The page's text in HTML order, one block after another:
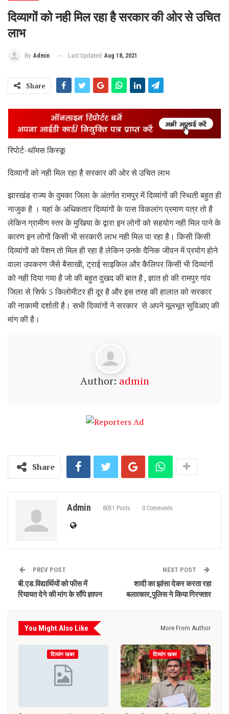
दिव्यागों को नही मिल रहा है सरकार की ओर से उचित
लाभ
By Admin Last Updated Aug 18, 2021
Share
रिपोर्ट-थॉमस किस्कू
दिव्यागों को नही मिल रहा है सरकार की ओर से उचित लाभ
झारखंड राज्य के दुमका जिला के अंतर्गत रामपुर में दिव्यांगों की स्थिती बहुत ही
नाजुक है । यहां के अधिकतार दिव्यांगों के पास विकलांग प्रमाण पत्र तो है
लेकिन ग्रामीण स्तर के मुखिया के द्वारा इन लोगों को सहयोग नही मिल पाने के
कारण इन लोगों किसी भी सरकारी लाभ नही मिल पा रहा है। किसी किसी
दिव्यांगों को पेंशन तो मिल ही रहा है लेकिन उनके दैनिक जीवन में प्रयोग होने
वाला उपकरण जैसे बैसाखी, ट्राई साइकिल और कैलिपर किसी भी दिव्यांगों
को नही दिया गया है जो की बहुत दुखद की बात है , ज्ञात हो की रामपुर गांव
जिला से सिर्फ 5 किलोमीटर ही दूर है और इस तरह की हालात को सरकार
की नाकामी दर्शाती है। सभी दिव्यांगों ने सरकार से अपने मूलभूत सुविआए की
मांग की है।
Author: admin
Share
Admin 8051 Posts 0 Comments
PREV POST
बी.एड.विद्यार्थियों को फीस में
रियायत देने की मांग के सौंपे ज्ञापन
NEXT POST
शादी का झांसा देकर करता रहा
बलात्कार,पुलिस ने किया गिरफ्तार
You Might Also Like More From Author
दिव्यांग खबर दिव्यांग खबर